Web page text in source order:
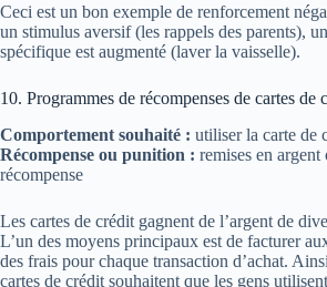
Ceci est un bon exemple de renforcement
un stimulus aversif (les rappels des parents),
spécifique est augmenté (laver la vaisselle).
10. Programmes de récompenses de cartes de
Comportement souhaité : utiliser la carte de
Récompense ou punition : remises en
récompense
Les cartes de crédit gagnent de l’argent de
L’un des moyens principaux est de facturer
des frais pour chaque transaction d’achat.
cartes de crédit souhaitent que les gens